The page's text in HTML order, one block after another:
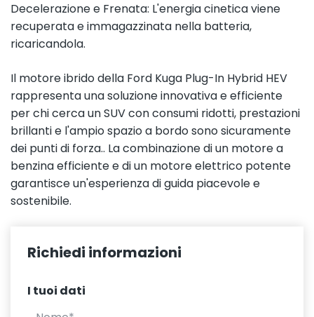
Decelerazione e Frenata: L'energia cinetica viene
recuperata e immagazzinata nella batteria,
ricaricandola.
Il motore ibrido della Ford Kuga Plug-In Hybrid HEV
rappresenta una soluzione innovativa e efficiente
per chi cerca un SUV con consumi ridotti, prestazioni
brillanti e l'ampio spazio a bordo sono sicuramente
dei punti di forza.. La combinazione di un motore a
benzina efficiente e di un motore elettrico potente
garantisce un'esperienza di guida piacevole e
sostenibile.
Richiedi informazioni
I tuoi dati